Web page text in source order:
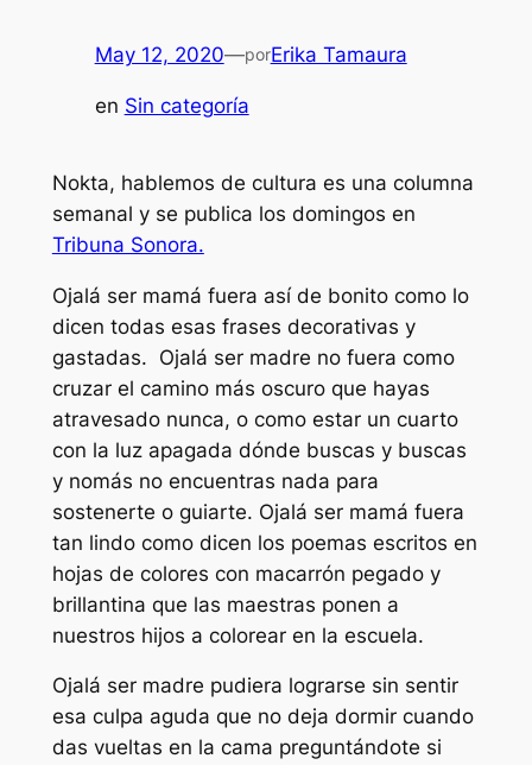
May 12, 2020—porErika Tamaura
en Sin categoría
Nokta, hablemos de cultura es una columna
semanal y se publica los domingos en
Tribuna Sonora.
Ojalá ser mamá fuera así de bonito como lo
dicen todas esas frases decorativas y
gastadas. Ojalá ser madre no fuera como
cruzar el camino más oscuro que hayas
atravesado nunca, o como estar un cuarto
con la luz apagada dónde buscas y buscas
y nomás no encuentras nada para
sostenerte o guiarte. Ojalá ser mamá fuera
tan lindo como dicen los poemas escritos en
hojas de colores con macarrón pegado y
brillantina que las maestras ponen a
nuestros hijos a colorear en la escuela.
Ojalá ser madre pudiera lograrse sin sentir
esa culpa aguda que no deja dormir cuando
das vueltas en la cama preguntándote si